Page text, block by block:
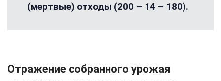
(мертвые) отходы (200 – 14 – 180).
Отражение собранного урожая